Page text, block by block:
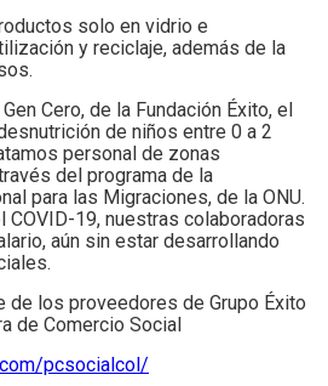
solo en vidrio e
y reciclaje, además de la
Cero, de la Fundación Éxito, el
de niños entre 0 a 2
personal de zonas
del programa de la
para las Migraciones, de la ONU.
COVID-19, nuestras colaboradoras
aún sin estar desarrollando
de los proveedores de Grupo Éxito
de Comercio Social
pcsocialcol/